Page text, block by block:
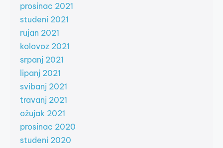
prosinac 2021
studeni 2021
rujan 2021
kolovoz 2021
srpanj 2021
lipanj 2021
svibanj 2021
travanj 2021
ožujak 2021
prosinac 2020
studeni 2020